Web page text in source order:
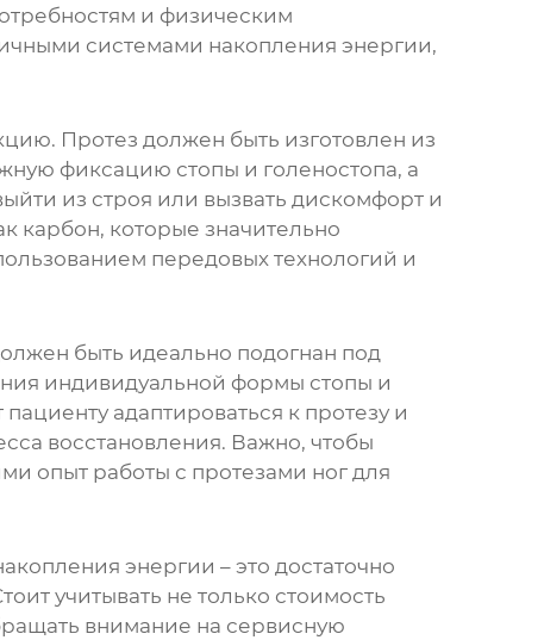
и физическим
системами накопления энергии,
Протез должен быть изготовлен из
фиксацию стопы и голеностопа, а
из строя или вызвать дискомфорт и
карбон, которые значительно
передовых технологий и
быть идеально подогнан под
индивидуальной формы стопы и
адаптироваться к протезу и
восстановления. Важно, чтобы
опыт работы с протезами ног для
энергии – это достаточно
учитывать не только стоимость
внимание на сервисную